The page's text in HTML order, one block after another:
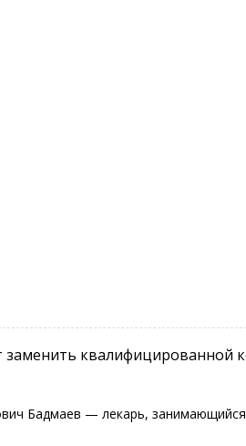
квалифицированной
Бадмаев — лекарь,